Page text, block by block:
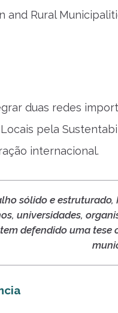
and Rural
duas redes
pela
internacional.
sólido e
universidades,
defendido uma